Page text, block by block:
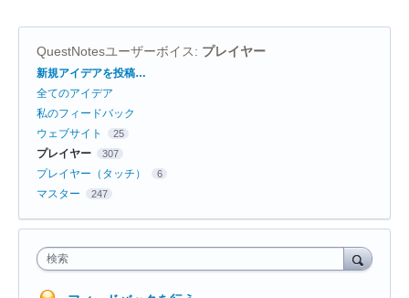
QuestNotesユーザーボイス: プレイヤー
カ
テ
ゴ
新規アイデアを投稿…
全てのアイデア
私のフィードバック
ウェブサイト
25
プレイヤー 307
プレイヤー（タッチ） 6
マスター 247
検索